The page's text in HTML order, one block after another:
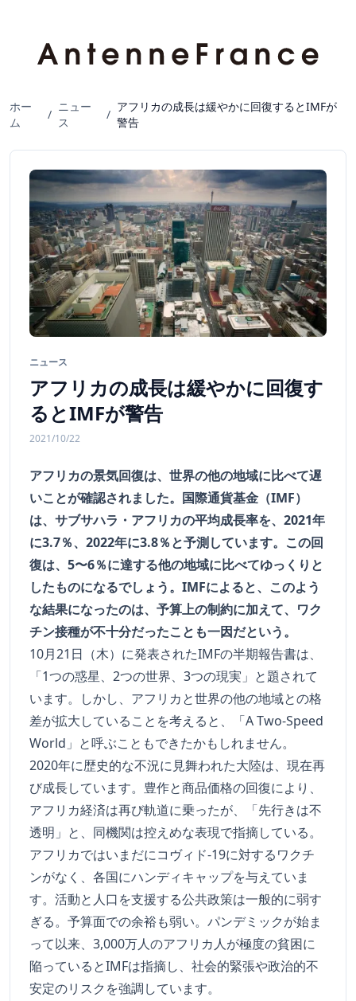
ホー
ム
/
ニュー
ス
/
アフリカの成長は緩やかに回復するとIMFが
警告
ニュース
アフリカの成長は緩やかに回復す
るとIMFが警告
2021/10/22
アフリカの景気回復は、世界の他の地域に比べて遅
いことが確認されました。国際通貨基金（IMF）
は、サブサハラ・アフリカの平均成長率を、2021年
に3.7％、2022年に3.8％と予測しています。この回
復は、5〜6％に達する他の地域に比べてゆっくりと
したものになるでしょう。IMFによると、このよう
な結果になったのは、予算上の制約に加えて、ワク
チン接種が不十分だったことも一因だという。
10月21日（木）に発表されたIMFの半期報告書は、
「1つの惑星、2つの世界、3つの現実」と題されて
います。しかし、アフリカと世界の他の地域との格
差が拡大していることを考えると、「A Two-Speed
World」と呼ぶこともできたかもしれません。
2020年に歴史的な不況に見舞われた大陸は、現在再
び成長しています。豊作と商品価格の回復により、
アフリカ経済は再び軌道に乗ったが、「先行きは不
透明」と、同機関は控えめな表現で指摘している。
アフリカではいまだにコヴィド-19に対するワクチ
ンがなく、各国にハンディキャップを与えていま
す。活動と人口を支援する公共政策は一般的に弱す
ぎる。予算面での余裕も弱い。パンデミックが始ま
って以来、3,000万人のアフリカ人が極度の貧困に
陥っているとIMFは指摘し、社会的緊張や政治的不
安定のリスクを強調しています。